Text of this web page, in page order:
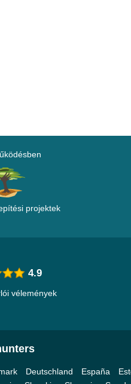
projektek
4.9
vélemények
Deutschland España